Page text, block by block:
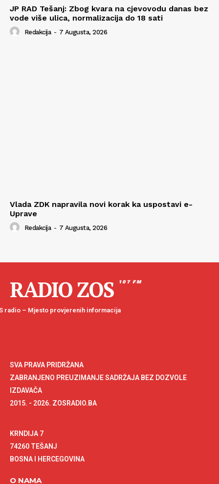
JP RAD Tešanj: Zbog kvara na cjevovodu danas bez
vode više ulica, normalizacija do 18 sati
Redakcija - 7 Augusta, 2026
Vlada ZDK napravila novi korak ka uspostavi e-
Uprave
Redakcija - 7 Augusta, 2026
RADIO ZOS 107 FM
radio – Mjesto provjerenih informacija
SVA PRAVA PRIDRŽANA
ZABRANJENO PREUZIMANJE SADRŽAJA BEZ DOZVOLE
IZDAVAČA
2015. - 2026. ZOSRADIO.BA
KRNDIJA 7
74260 TEŠANJ
BOSNA I HERCEGOVINA
O NAMA